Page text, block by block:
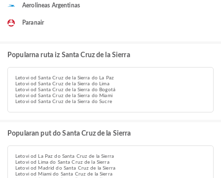
Aerolineas Argentinas
Paranair
Popularna ruta iz Santa Cruz de la Sierra
Letovi od Santa Cruz de la Sierra do La Paz
Letovi od Santa Cruz de la Sierra do Lima
Letovi od Santa Cruz de la Sierra do Bogotá
Letovi od Santa Cruz de la Sierra do Miami
Letovi od Santa Cruz de la Sierra do Sucre
Popularan put do Santa Cruz de la Sierra
Letovi od La Paz do Santa Cruz de la Sierra
Letovi od Lima do Santa Cruz de la Sierra
Letovi od Madrid do Santa Cruz de la Sierra
Letovi od Miami do Santa Cruz de la Sierra